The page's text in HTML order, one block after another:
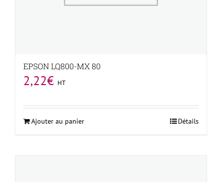
EPSON LQ800-MX 80
2,22€ HT
Ajouter au panier Détails